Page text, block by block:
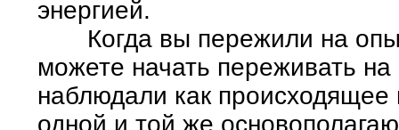
энергией.
Когда вы пережили на
можете начать переживать
наблюдали как
одной и той же